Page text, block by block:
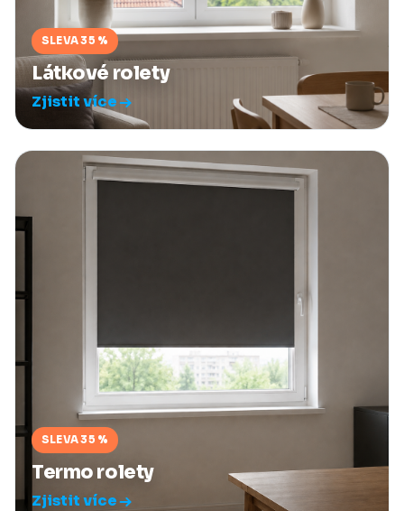
SLEVA 35 %
Látkové rolety
Zjistit více
SLEVA 35 %
Termo rolety
Zjistit více